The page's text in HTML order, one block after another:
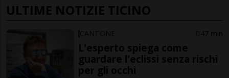
ULTIME NOTIZIE TICINO
CANTONE 47 min
L'esperto spiega come
guardare l'eclissi senza rischi
per gli occhi